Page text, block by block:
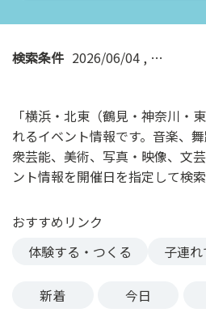
の検索条件 2026/06/04 横浜・
「横浜・北東（鶴見・神奈川・
れるイベント情報です。音楽、
衆芸能、美術、写真・映像、文
ント情報を開催日を指定して検索
おすすめリンク
体験する・つくる
子連
新着 今日